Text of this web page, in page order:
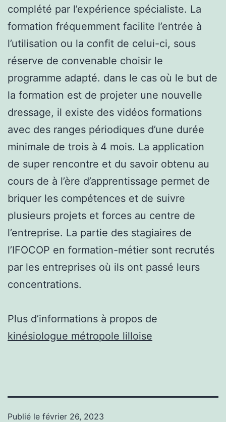
complété par l’expérience spécialiste. La
formation fréquemment facilite l’entrée à
l’utilisation ou la confit de celui-ci, sous
réserve de convenable choisir le
programme adapté. dans le cas où le but de
la formation est de projeter une nouvelle
dressage, il existe des vidéos formations
avec des ranges périodiques d’une durée
minimale de trois à 4 mois. La application
de super rencontre et du savoir obtenu au
cours de à l’ère d’apprentissage permet de
briquer les compétences et de suivre
plusieurs projets et forces au centre de
l’entreprise. La partie des stagiaires de
l’IFOCOP en formation-métier sont recrutés
par les entreprises où ils ont passé leurs
concentrations.
Plus d’informations à propos de
kinésiologue métropole lilloise
Publié le février 26, 2023